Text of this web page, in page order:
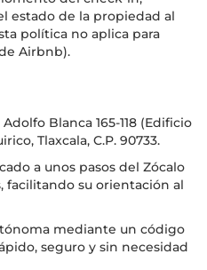
estado de la propiedad al
política no aplica para
Airbnb).
Blanca 165-118 (Edificio
Tlaxcala, C.P. 90733.
a unos pasos del Zócalo
facilitando su orientación al
mediante un código
seguro y sin necesidad